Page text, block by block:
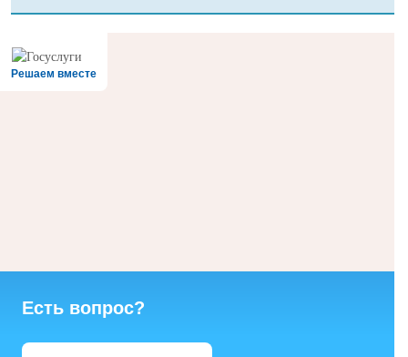
Решаем вместе
Есть вопрос?